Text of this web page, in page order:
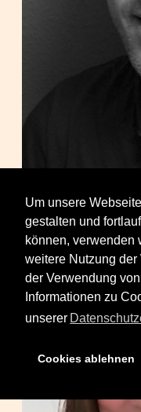
Um unsere
gestalten und
können, verwenden
weitere Nutzung
der Verwendung
Informationen zu
unserer
Cookies ablehnen